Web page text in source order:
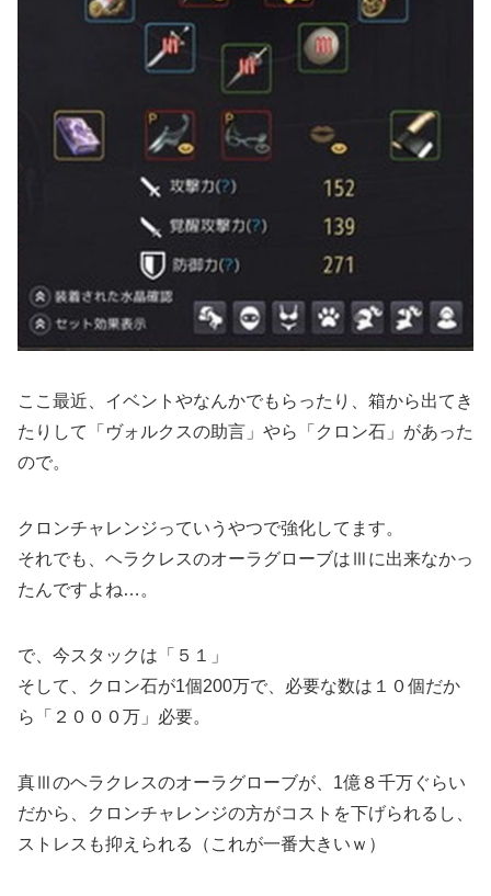
ここ最近、イベントやなんかでもらったり、箱から出てき
たりして「ヴォルクスの助言」やら「クロン石」があった
ので。
クロンチャレンジっていうやつで強化してます。
それでも、ヘラクレスのオーラグローブはⅢに出来なかっ
たんですよね…。
で、今スタックは「５１」
そして、クロン石が1個200万で、必要な数は１０個だか
ら「２０００万」必要。
真Ⅲのヘラクレスのオーラグローブが、1億８千万ぐらい
だから、クロンチャレンジの方がコストを下げられるし、
ストレスも抑えられる（これが一番大きいｗ）